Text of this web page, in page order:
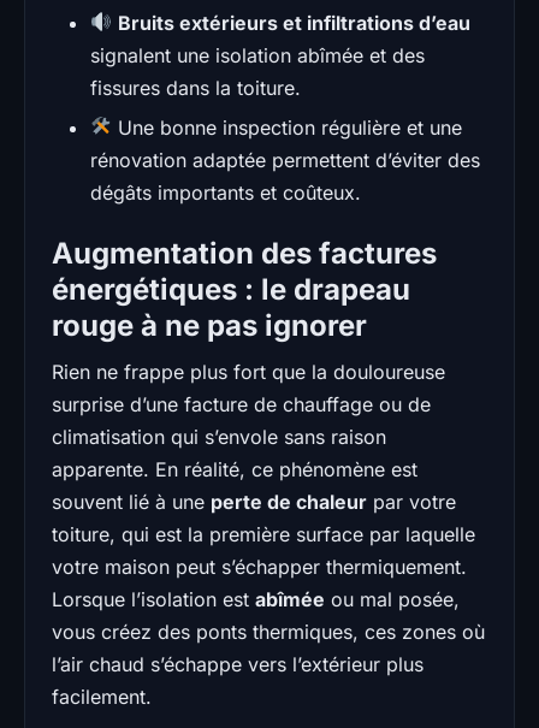
Bruits extérieurs et infiltrations d’eau
signalent une isolation abîmée et des
fissures dans la toiture.
Une bonne inspection régulière et une
rénovation adaptée permettent d’éviter des
dégâts importants et coûteux.
Augmentation des factures
énergétiques : le drapeau
rouge à ne pas ignorer
Rien ne frappe plus fort que la douloureuse
surprise d’une facture de chauffage ou de
climatisation qui s’envole sans raison
apparente. En réalité, ce phénomène est
souvent lié à une perte de chaleur par votre
toiture, qui est la première surface par laquelle
votre maison peut s’échapper thermiquement.
Lorsque l’isolation est abîmée ou mal posée,
vous créez des ponts thermiques, ces zones où
l’air chaud s’échappe vers l’extérieur plus
facilement.